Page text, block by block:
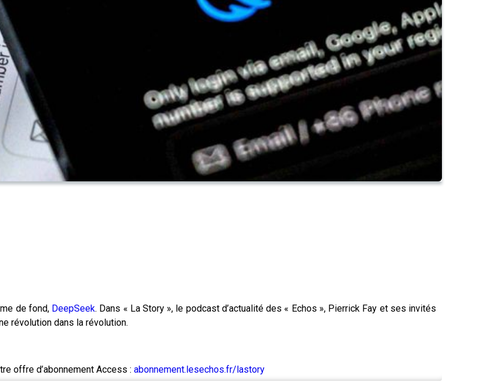
de fond, DeepSeek. Dans « La Story », le podcast d’actualité des « Echos », Pierrick Fay et ses invités
révolution dans la révolution.
offre d’abonnement Access : abonnement.lesechos.fr/lastory